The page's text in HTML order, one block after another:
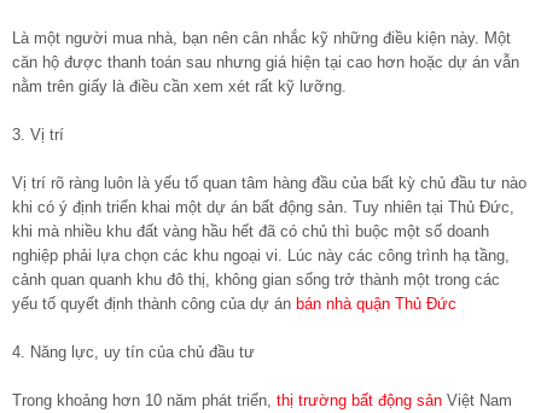
Là một người mua nhà, bạn nên cân nhắc kỹ những điều kiện này. Một
căn hộ được thanh toán sau nhưng giá hiện tại cao hơn hoặc dự án vẫn
nằm trên giấy là điều cần xem xét rất kỹ lưỡng.
3. Vị trí
Vị trí rõ ràng luôn là yếu tố quan tâm hàng đầu của bất kỳ chủ đầu tư nào
khi có ý định triển khai một dự án bất động sản. Tuy nhiên tại Thủ Đức,
khi mà nhiều khu đất vàng hầu hết đã có chủ thì buộc một số doanh
nghiệp phải lựa chọn các khu ngoại vi. Lúc này các công trình hạ tầng,
cảnh quan quanh khu đô thị, không gian sống trở thành một trong các
yếu tố quyết định thành công của dự án bán nhà quận Thủ Đức
4. Năng lực, uy tín của chủ đầu tư
Trong khoảng hơn 10 năm phát triển, thị trường bất động sản Việt Nam